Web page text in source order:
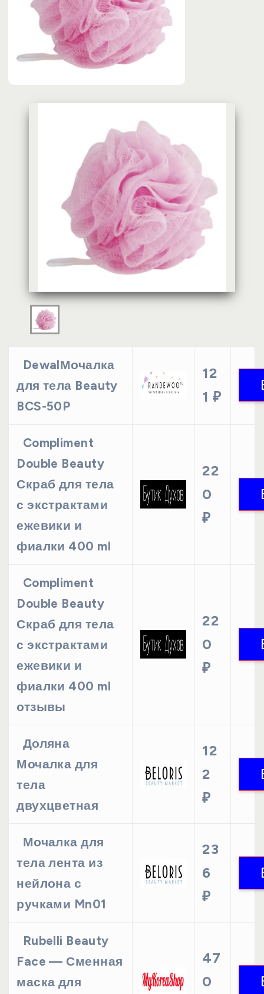
DewalМочалка
для тела Beauty
BCS-50P
12
1 ₽
Compliment
Double Beauty
Скраб для тела
с экстрактами
ежевики и
фиалки 400 ml
22
0
₽
Compliment
Double Beauty
Скраб для тела
с экстрактами
ежевики и
фиалки 400 ml
отзывы
22
0
₽
Доляна
Мочалка для
тела
двухцветная
12
2
₽
Мочалка для
тела лента из
нейлона с
ручками Mn01
23
6
₽
Rubelli Beauty
Face — Сменная
маска для
47
0